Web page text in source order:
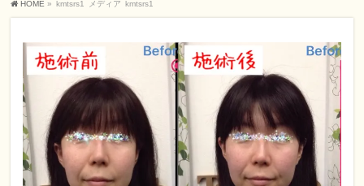
HOME » kmtsrs1 メディア kmtsrs1